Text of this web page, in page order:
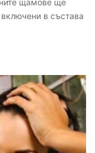
щамове ще
в състава